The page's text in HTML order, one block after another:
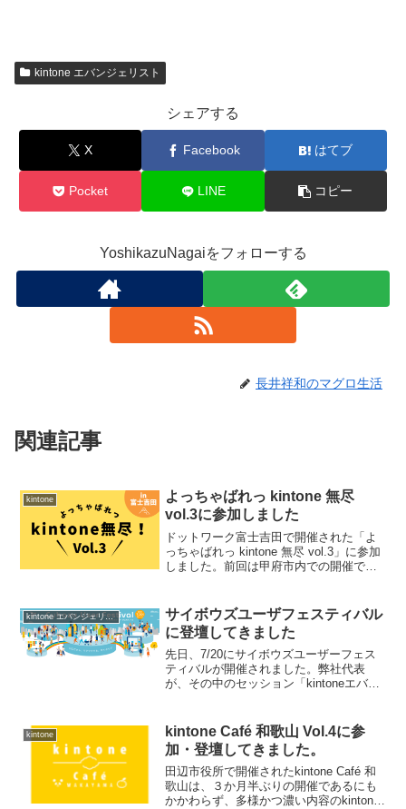
kintone エバンジェリスト
シェアする
X Facebook はてブ
Pocket LINE コピー
YoshikazuNagaiをフォローする
長井祥和のマグロ生活
関連記事
kintone
よっちゃばれっ kintone 無尽
vol.3に参加しました
ドットワーク富士吉田で開催された「よ
っちゃばれっ kintone 無尽 vol.3」に参加
しました。前回は甲府市内での開催でし
kintone 無尽」は甲府と富士吉田を交互...
kintone エバンジェリスト
サイボウズユーザフェスティバル
に登壇してきました
先日、7/20にサイボウズユーザーフェス
ティバルが開催されました。弊社代表
が、その中のセッション「kintoneエバン
そのレポートをお送りしたいと思いま
す。今、ki...
kintone
kintone Café 和歌山 Vol.4に参
加・登壇してきました。
田辺市役所で開催されたkintone Café 和
歌山は、３か月半ぶりの開催であるにも
かかわらず、多様かつ濃い内容のkintone